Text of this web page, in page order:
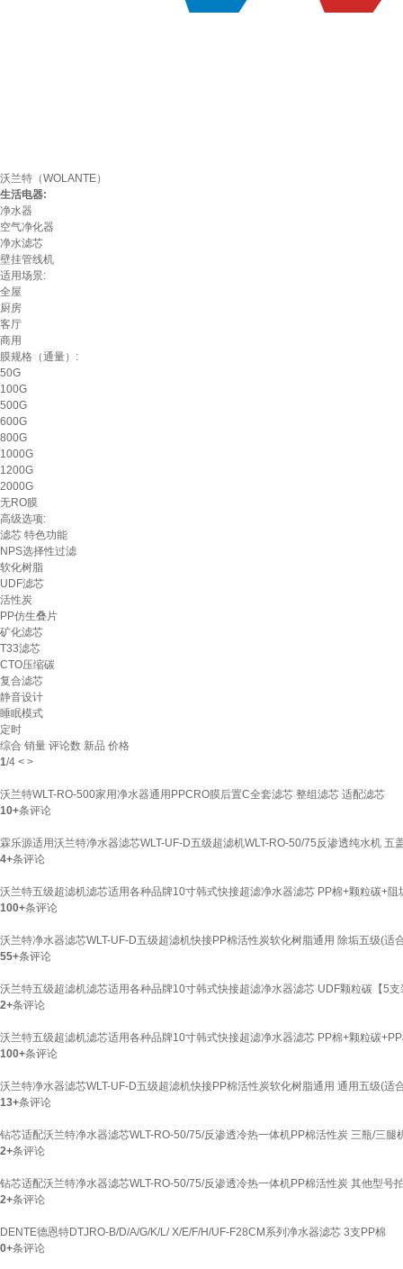
沃兰特（WOLANTE）
生活电器:
净水器
空气净化器
净水滤芯
壁挂管线机
适用场景:
全屋
厨房
客厅
商用
膜规格（通量）:
50G
100G
500G
600G
800G
1000G
1200G
2000G
无RO膜
高级选项:
滤芯 特色功能
NPS选择性过滤
软化树脂
UDF滤芯
活性炭
PP仿生叠片
矿化滤芯
T33滤芯
CTO压缩碳
复合滤芯
静音设计
睡眠模式
定时
综合 销量 评论数 新品 价格
1/4 < >
沃兰特WLT-RO-500家用净水器通用PPCRO膜后置C全套滤芯 整组滤芯 适配滤芯
10+条评论
霖乐源适用沃兰特净水器滤芯WLT-UF-D五级超滤机WLT-RO-50/75反渗透纯水机 五
4+条评论
沃兰特五级超滤机滤芯适用各种品牌10寸韩式快接超滤净水器滤芯 PP棉+颗粒碳+阻
100+条评论
沃兰特净水器滤芯WLT-UF-D五级超滤机快接PP棉活性炭软化树脂通用 除垢五级(适
55+条评论
沃兰特五级超滤机滤芯适用各种品牌10寸韩式快接超滤净水器滤芯 UDF颗粒碳【5支
2+条评论
沃兰特五级超滤机滤芯适用各种品牌10寸韩式快接超滤净水器滤芯 PP棉+颗粒碳
100+条评论
沃兰特净水器滤芯WLT-UF-D五级超滤机快接PP棉活性炭软化树脂通用 通用五级(适
13+条评论
钻芯适配沃兰特净水器滤芯WLT-RO-50/75/反渗透冷热一体机PP棉活性炭 三瓶/三腿
2+条评论
钻芯适配沃兰特净水器滤芯WLT-RO-50/75/反渗透冷热一体机PP棉活性炭 其他型号
2+条评论
DENTE德恩特DTJRO-B/D/A/G/K/L/ X/E/F/H/UF-F28CM系列净水器滤芯 3支PP棉
0+条评论